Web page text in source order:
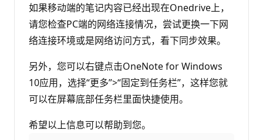
如果移动端的笔记内容已经出现在Onedrive上，
请您检查PC端的网络连接情况，尝试更换一下网
络连接环境或是网络访问方式，看下同步效果。
另外，您可以右键点击OneNote for Windows
10应用，选择“更多”>“固定到任务栏”，这样您就
可以在屏幕底部任务栏里面快捷使用。
希望以上信息可以帮助到您。